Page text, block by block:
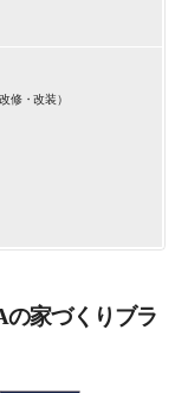
修・改装）
家づくりブラ